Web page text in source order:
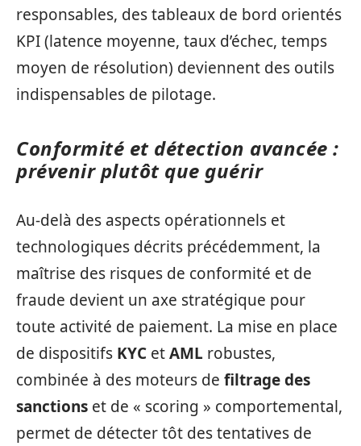
responsables, des tableaux de bord orientés
KPI (latence moyenne, taux d’échec, temps
moyen de résolution) deviennent des outils
indispensables de pilotage.
Conformité et détection avancée :
prévenir plutôt que guérir
Au-delà des aspects opérationnels et
technologiques décrits précédemment, la
maîtrise des risques de conformité et de
fraude devient un axe stratégique pour
toute activité de paiement. La mise en place
de dispositifs KYC etAML robustes,
combinée à des moteurs de filtrage des
sanctions et de « scoring » comportemental,
permet de détecter tôt des tentatives de